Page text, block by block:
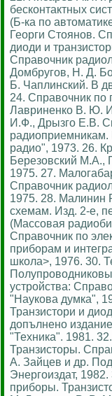
бесконтактных
(Б-ка по
Георги Стоянов.
диоди и
Справочник
Домбругов, Н. Д.
Б. Чаплинский. В
24. Справочник
Лавриненко В. Ю.
И.Ф., Дрызго Е.В.
радиоприемникам.
радио", 1973. 26.
Березовский М.А.,
1975. 27.
Справочник
1975. 28. Малинин
схемам. Изд. 2-е,
(Массовая
Справочник по
приборам и
школа>, 1976. 30.
устройства:
"Наукова думка",
Транзистори и
допълнено
"Техника". 1981.
Транзисторы.
А. Зайцев и др.
Энергоиздат,
приборы.